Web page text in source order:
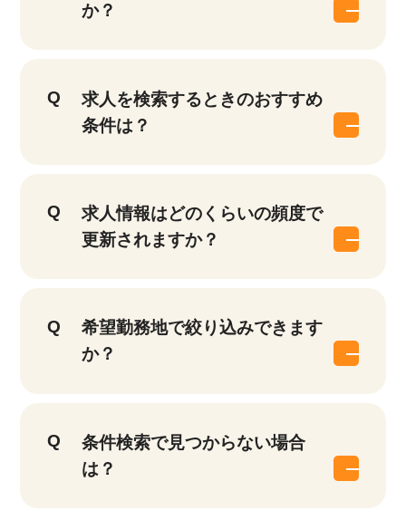
か？
求人を検索するときのおすすめ
条件は？
求人情報はどのくらいの頻度で
更新されますか？
希望勤務地で絞り込みできます
か？
条件検索で見つからない場合
は？